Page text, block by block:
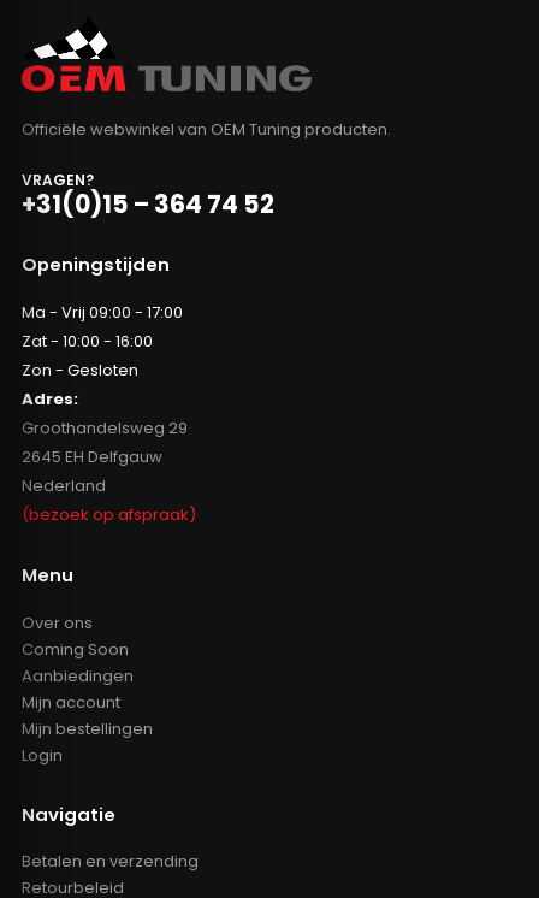
Officiële webwinkel van OEM Tuning producten.
VRAGEN?
+31(0)15 – 364 74 52
Openingstijden
Ma - Vrij 09:00 - 17:00
Zat - 10:00 - 16:00
Zon - Gesloten
Adres:
Groothandelsweg 29
2645 EH Delfgauw
Nederland
(bezoek op afspraak)
Menu
Over ons
Coming Soon
Aanbiedingen
Mijn account
Mijn bestellingen
Login
Navigatie
Betalen en verzending
Retourbeleid